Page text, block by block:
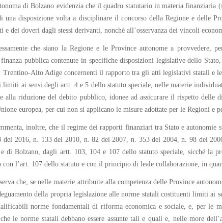
di Bolzano evidenzia che il quadro statutario in materia
una disposizione volta a disciplinare il concorso della Regione e delle
e dei doveri dagli stessi derivanti, nonché all’osservanza dei vincoli
che siano la Regione e le Province autonome a
pubblica contenute in specifiche disposizioni legislative dello
Trentino-Alto Adige concernenti il rapporto tra gli atti legislativi statali e
ai sensi degli artt. 4 e 5 dello statuto speciale, nelle materie
alla riduzione del debito pubblico, idonee ad assicurare il rispetto
europea, per cui non si applicano le misure adottate per le Regioni e
inoltre, che il regime dei rapporti finanziari tra Stato e autonomie
del 2016, n. 133 del 2010, n. 82 del 2007, n. 353 del 2004, n. 98 del
di Bolzano, dagli artt. 103, 104 e 107 dello statuto speciale, sicché la
con l’art. 107 dello statuto e con il principio di leale collaborazione, in
che, se nelle materie attribuite alla competenza delle Province
della propria legislazione alle norme statali costituenti limiti
norme fondamentali di riforma economica e sociale, e, per le
le norme statali debbano essere assunte tali e quali e, nelle more